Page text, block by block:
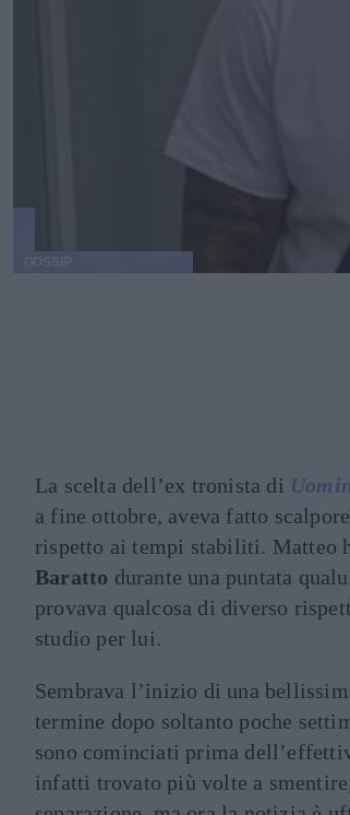
La scelta dell’ex tronista di
a fine ottobre, aveva fatto
rispetto ai tempi stabiliti. Matteo
Baratto durante una puntata
provava qualcosa di diverso
studio per lui.
Sembrava l’inizio di una
termine dopo soltanto poche
sono cominciati prima
infatti trovato più volte a